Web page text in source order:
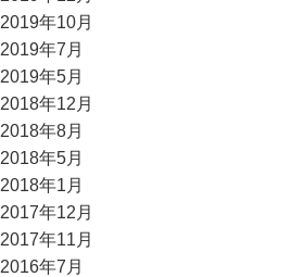
2019年10月
2019年7月
2019年5月
2018年12月
2018年8月
2018年5月
2018年1月
2017年12月
2017年11月
2016年7月